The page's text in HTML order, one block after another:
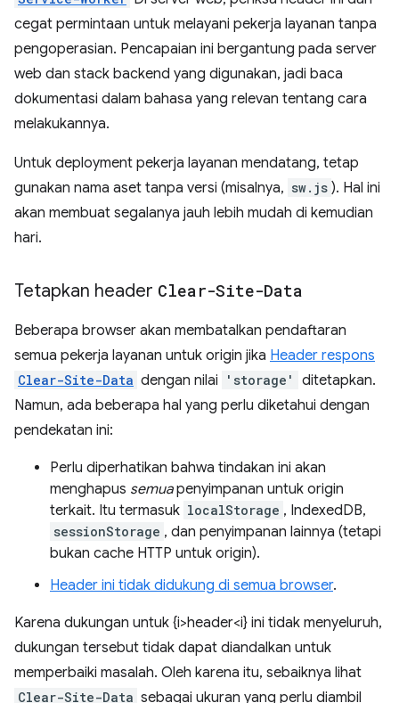
cegat permintaan untuk melayani pekerja layanan tanpa
pengoperasian. Pencapaian ini bergantung pada server
web dan stack backend yang digunakan, jadi baca
dokumentasi dalam bahasa yang relevan tentang cara
melakukannya.
Untuk deployment pekerja layanan mendatang, tetap
gunakan nama aset tanpa versi (misalnya, sw.js ). Hal ini
akan membuat segalanya jauh lebih mudah di kemudian
hari.
Tetapkan header Clear-Site-Data
Beberapa browser akan membatalkan pendaftaran
semua pekerja layanan untuk origin jika Header respons
Clear-Site-Data dengan nilai 'storage'
ditetapkan.
Namun, ada beberapa hal yang perlu diketahui dengan
pendekatan ini:
Perlu diperhatikan bahwa tindakan ini akan
menghapus semuapenyimpanan untuk origin
terkait. Itu termasuk localStorage , IndexedDB,
sessionStorage , dan penyimpanan lainnya (tetapi
bukan cache HTTP untuk origin).
Header ini tidak didukung di semua browser.
Karena dukungan untuk {i>header<i} ini tidak menyeluruh,
dukungan tersebut tidak dapat diandalkan untuk
memperbaiki masalah. Oleh karena itu, sebaiknya lihat
Clear-Site-Data sebagai ukuran yang perlu diambil